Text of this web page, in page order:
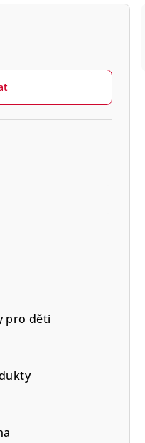
pro děti